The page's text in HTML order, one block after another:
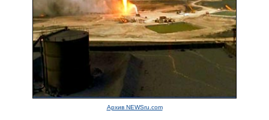
Архив NEWSru.com